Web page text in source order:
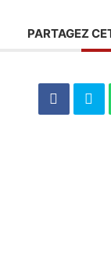
PARTAGEZ